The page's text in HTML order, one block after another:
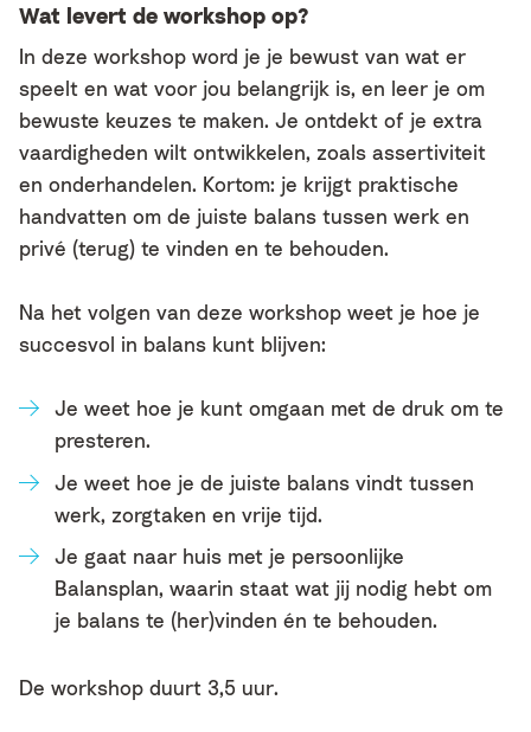
Wat levert de workshop op?
In deze workshop word je je bewust van wat er
speelt en wat voor jou belangrijk is, en leer je om
bewuste keuzes te maken. Je ontdekt of je extra
vaardigheden wilt ontwikkelen, zoals assertiviteit
en onderhandelen. Kortom: je krijgt praktische
handvatten om de juiste balans tussen werk en
privé (terug) te vinden en te behouden.
Na het volgen van deze workshop weet je hoe je
succesvol in balans kunt blijven:
Je weet hoe je kunt omgaan met de druk om te
presteren.
Je weet hoe je de juiste balans vindt tussen
werk, zorgtaken en vrije tijd.
Je gaat naar huis met je persoonlijke
Balansplan, waarin staat wat jij nodig hebt om
je balans te (her)vinden én te behouden.
De workshop duurt 3,5 uur.